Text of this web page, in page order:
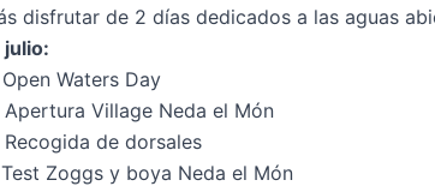
disfrutar de 2 días dedicados a las aguas
julio:
Waters Day
Village Neda el Món
de dorsales
Zoggs y boya Neda el Món